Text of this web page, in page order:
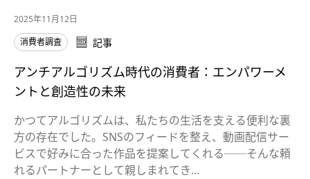
2025年11月12日
消費者調査
記事
アンチアルゴリズム時代の消費者：エンパワーメ
ントと創造性の未来
かつてアルゴリズムは、私たちの生活を支える便利な裏
方の存在でした。SNSのフィードを整え、動画配信サー
ビスで好みに合った作品を提案してくれる──そんな頼
れるパートナーとして親しまれてき…